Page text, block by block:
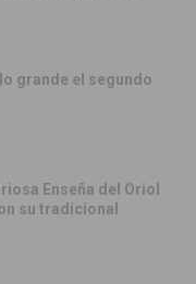
grande el segundo
Enseña del Oriol
su tradicional